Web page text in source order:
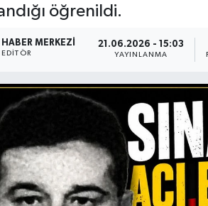
öğrenildi.
HABER MERKEZI
EDITÖR
21.06.2026 - 15:03
YAYINLANMA